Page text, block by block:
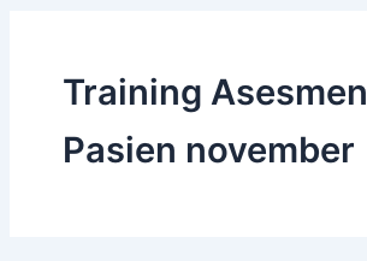
Training Asesmen
Pasien november